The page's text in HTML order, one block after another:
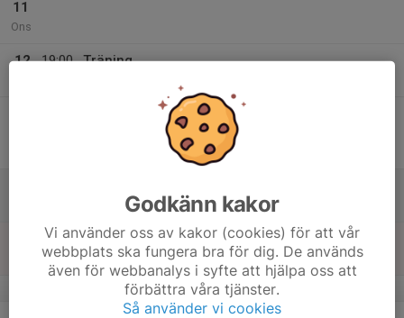
11
Ons
12
19:00
Träning
Match mot Uppsala 86'ers AFF
v.25
Godkänn kakor
Vi använder oss av kakor (cookies) för att vår
webbplats ska fungera bra för dig. De används
även för webbanalys i syfte att hjälpa oss att
förbättra våra tjänster.
Så använder vi cookies